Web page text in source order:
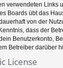
verwendeten Links
Boards übt das
von der
dass der
Benutzerkonto,
Betreiber darüber
License